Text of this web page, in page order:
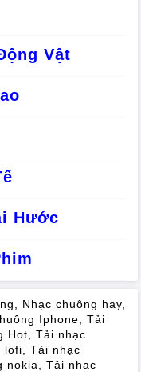
Vật
Hước
Nhạc chuông hay
Iphone
Tải
Hot
Tải nhạc
lofi
Tải nhạc
nokia
Tải nhạc